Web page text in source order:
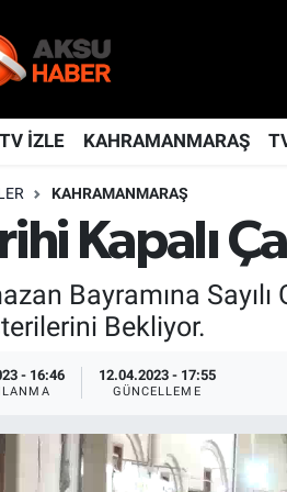
İZLE KAHRAMANMARAŞ
KAHRAMANMARAŞ
Kapalı
Bayramına Sayılı
Bekliyor.
- 16:46 12.04.2023 - 17:55
GÜNCELLEME
Namaz Vakitleri
Grup Puan Durumu ve Fikstür